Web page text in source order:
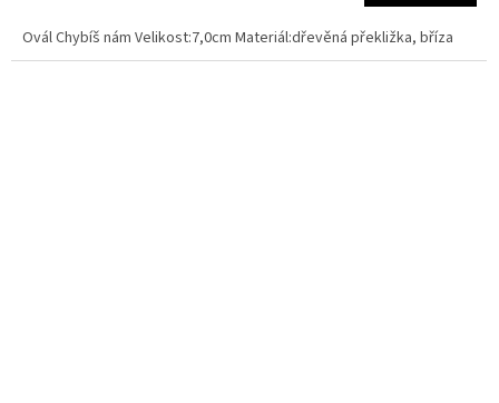
Ovál Chybíš nám Velikost:7,0cm Materiál:dřevěná překližka, bříza